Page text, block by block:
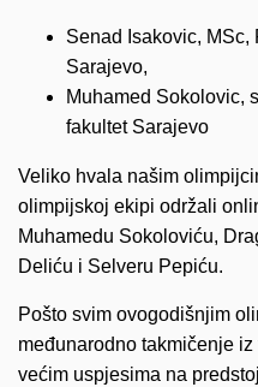
Senad Isakovic, MSc,
Sarajevo,
Muhamed Sokolovic,
fakultet Sarajevo
Veliko hvala našim
olimpijskoj ekipi održali
Muhamedu Sokoloviću,
Deliću i Selveru Pepiću.
Pošto svim ovogodišnjim
međunarodno takmičenje
većim uspjesima na